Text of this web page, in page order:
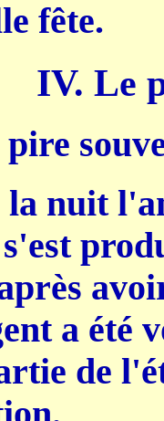
fête.
IV. Le
pire
nuit
a été
de